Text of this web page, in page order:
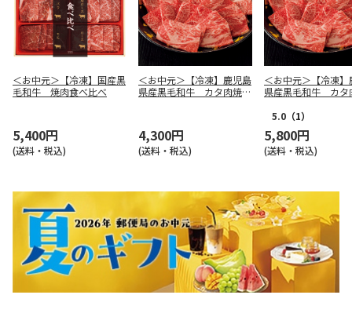
＜お中元＞【冷凍】国産黒
毛和牛 焼肉食べ比べ
5,400円
(送料・税込)
＜お中元＞【冷凍】鹿児島
県産黒毛和牛 カタ肉焼肉
4,300円
(送料・税込)
＜お中元＞【冷凍】
県産黒毛和牛 カタ
5.0 （1）
5,800円
(送料・税込)